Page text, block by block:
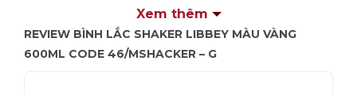
Xem thêm
REVIEW BÌNH LẮC SHAKER LIBBEY MÀU VÀNG
600ML CODE 46/MSHACKER – G